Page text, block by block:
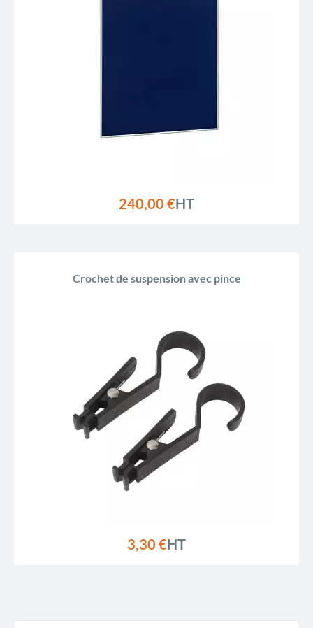
240,00 €HT
Crochet de suspension avec pince
3,30 €HT